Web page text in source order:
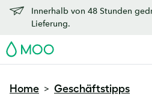
Innerhalb von 48 Stunden
Lieferung.
MOO
Home > Geschäftstipps